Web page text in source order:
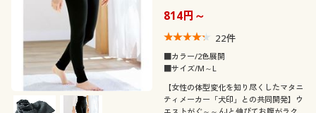
814円～
22件
■カラー/2色展開
■サイズ/M～L
【女性の体型変化を知り尽くしたマタニ
ティメーカー「犬印」との共同開発】ウ